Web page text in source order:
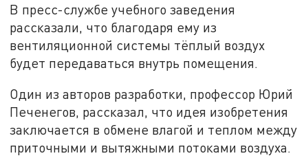
В пресс-службе учебного заведения
рассказали, что благодаря ему из
вентиляционной системы тёплый воздух
будет передаваться внутрь помещения.
Один из авторов разработки, профессор Юрий
Печенегов, рассказал, что идея изобретения
заключается в обмене влагой и теплом между
приточными и вытяжными потоками воздуха.